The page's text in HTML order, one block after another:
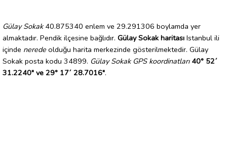
Gülay Sokak40.875340 enlem ve 29.291306 boylamda yer
almaktadır. Pendik ilçesine bağlıdır. Gülay Sokak haritası Istanbul ili
içinde nerede olduğu harita merkezinde gösterilmektedir. Gülay
Sokak posta kodu 34899. Gülay Sokak GPS koordinatları 40° 52´
31.2240" ve 29° 17´ 28.7016".